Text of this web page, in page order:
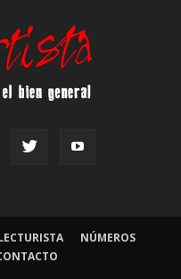
NÚMEROS